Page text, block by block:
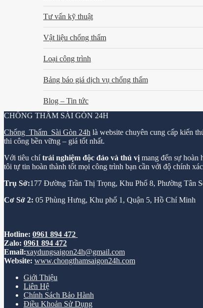
Tư vấn kỹ thuật
Vật liệu chống thấm
Loại công trình
Bảng báo giá dịch vụ chống thấm
Blog – Tin tức
CHỐNG THẤM SÀI GÒN 24H
Chống Thấm Sài Gòn 24h là website chuyên cung cấp kiến
thi công bền vững – giá tốt nhất.
Với tiêu chítrải nghiệm độc đáo và thú vị mang đến sự hoàn
tôi tự tin hoàn thành tốt mọi công trình bạn cần với độ chính
Trụ Sở:177 Đường Trần Thị Trọng, Khu Phố 8, Phường Tân
Cơ Sở 2: 05 Phùng Hưng, Khu phố 1, Quận 5, Hồ Chí Minh
Hotline: 0961 894 472
Zalo: 0961 894 472
Email:xaydungsaigon24h@gmail.com
Website: www.chongthamsaigon24h.com
Giới Thiệu
Liên Hệ
Chính Sách Bảo Hành
Điều Khoản Sử Dụng